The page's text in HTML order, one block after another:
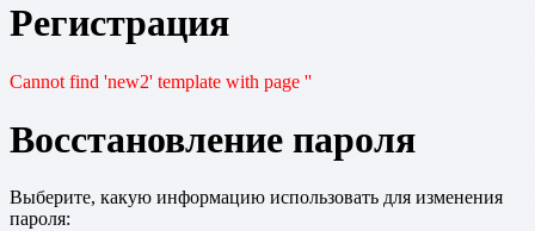
Регистрация
Cannot find 'new2' template with page ''
Восстановление пароля
Выберите, какую информацию использовать для изменения
пароля: